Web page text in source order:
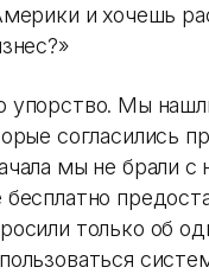
и хочешь
упорство. Мы
согласились
мы не брали с
только об